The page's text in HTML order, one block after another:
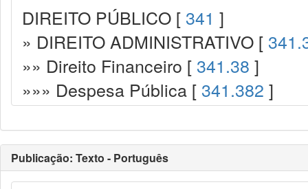
DIREITO PÚBLICO [ 341 ]
» DIREITO ADMINISTRATIVO [
»» Direito Financeiro [ 341.38 ]
»»» Despesa Pública [ 341.382 ]
Publicação: Texto - Português